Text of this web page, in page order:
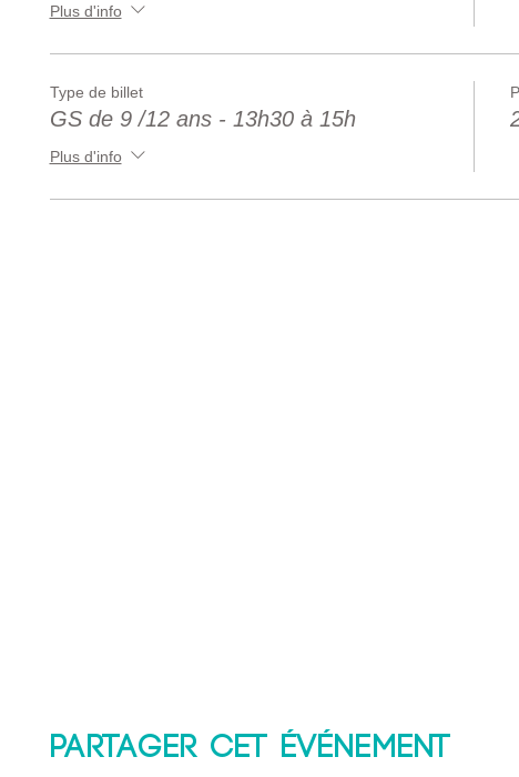
Plus d'info
Type de billet
GS de 9 /12 ans - 13h30 à 15h
Plus d'info
Partager cet événement